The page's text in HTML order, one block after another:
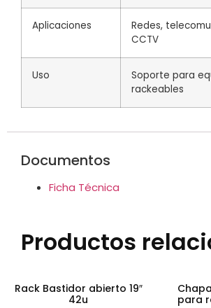
Aplicaciones
Redes,
CCTV
Uso
Soporte para
rackeables
Documentos
Ficha Técnica
Productos
Rack Bastidor abierto 19″
42u
para